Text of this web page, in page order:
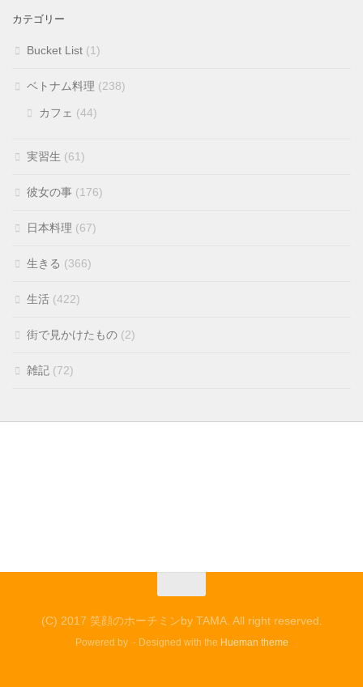
カテゴリー
Bucket List (1)
ベトナム料理 (238)
カフェ (44)
実習生 (61)
彼女の事 (176)
日本料理 (67)
生きる (366)
生活 (422)
街で見かけたもの (2)
雑記 (72)
(C) 2017 笑顔のホーチミンby TAMA. All right reserved.
Powered by - Designed with the Hueman theme